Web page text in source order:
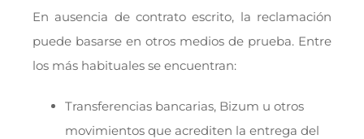
En ausencia de contrato escrito, la reclamación
puede basarse en otros medios de prueba. Entre
los más habituales se encuentran:
Transferencias bancarias, Bizum u otros
movimientos que acrediten la entrega del